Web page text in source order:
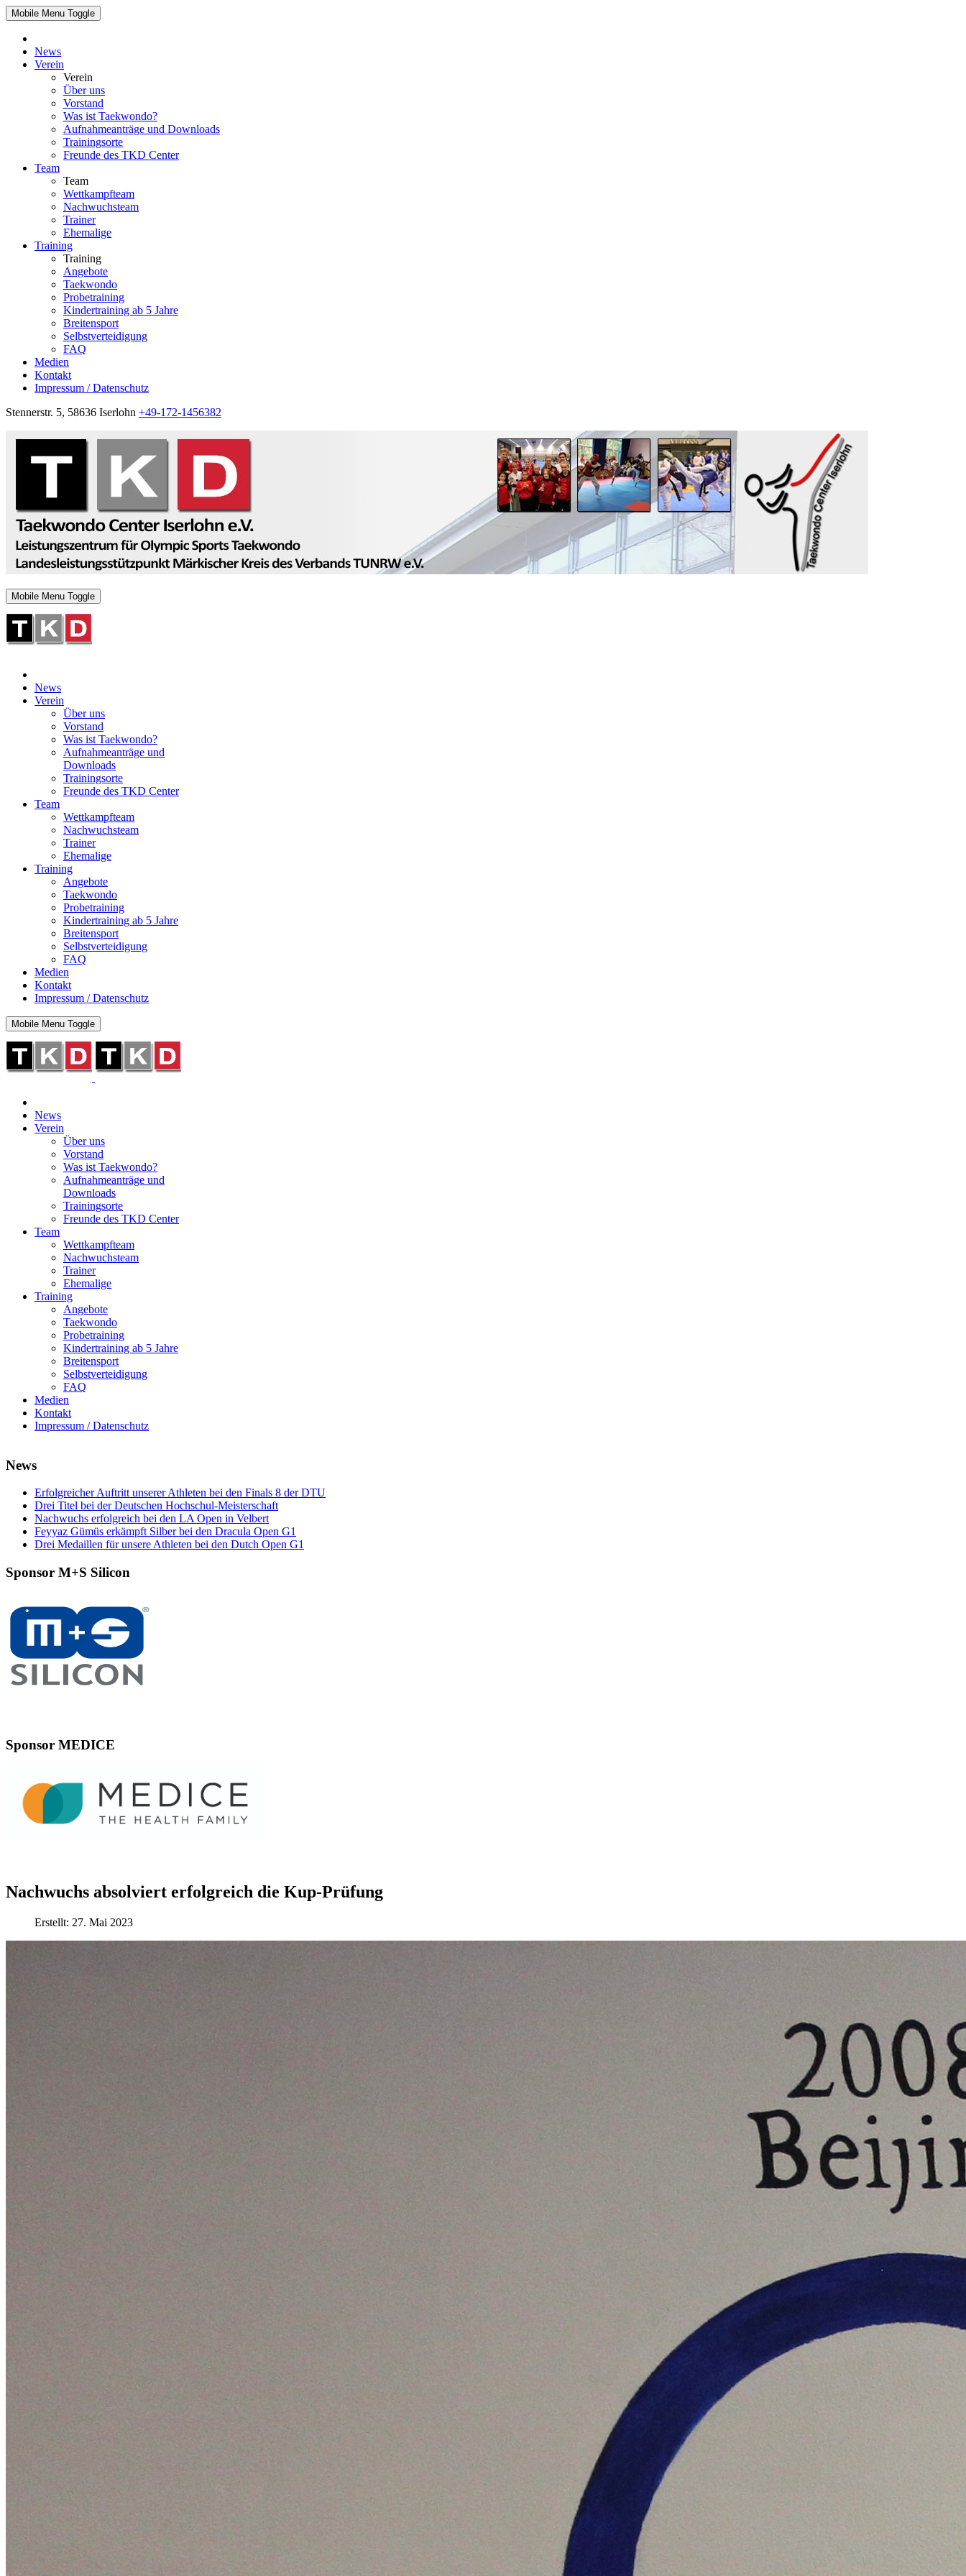
Mobile Menu Toggle
News
Verein
Verein
Über uns
Vorstand
Was ist Taekwondo?
Aufnahmeanträge und Downloads
Trainingsorte
Freunde des TKD Center
Team
Team
Wettkampfteam
Nachwuchsteam
Trainer
Ehemalige
Training
Training
Angebote
Taekwondo
Probetraining
Kindertraining ab 5 Jahre
Breitensport
Selbstverteidigung
FAQ
Medien
Kontakt
Impressum / Datenschutz
Stennerstr. 5, 58636 Iserlohn +49-172-1456382
Mobile Menu Toggle
News
Verein
Über uns
Vorstand
Was ist Taekwondo?
Aufnahmeanträge und
Downloads
Trainingsorte
Freunde des TKD Center
Team
Wettkampfteam
Nachwuchsteam
Trainer
Ehemalige
Training
Angebote
Taekwondo
Probetraining
Kindertraining ab 5 Jahre
Breitensport
Selbstverteidigung
FAQ
Medien
Kontakt
Impressum / Datenschutz
Mobile Menu Toggle
News
Verein
Über uns
Vorstand
Was ist Taekwondo?
Aufnahmeanträge und
Downloads
Trainingsorte
Freunde des TKD Center
Team
Wettkampfteam
Nachwuchsteam
Trainer
Ehemalige
Training
Angebote
Taekwondo
Probetraining
Kindertraining ab 5 Jahre
Breitensport
Selbstverteidigung
FAQ
Medien
Kontakt
Impressum / Datenschutz
News
Erfolgreicher Auftritt unserer Athleten bei den Finals 8 der DTU
Drei Titel bei der Deutschen Hochschul-Meisterschaft
Nachwuchs erfolgreich bei den LA Open in Velbert
Feyyaz Gümüs erkämpft Silber bei den Dracula Open G1
Drei Medaillen für unsere Athleten bei den Dutch Open G1
Sponsor M+S Silicon
Sponsor MEDICE
Nachwuchs absolviert erfolgreich die Kup-Prüfung
Erstellt: 27. Mai 2023